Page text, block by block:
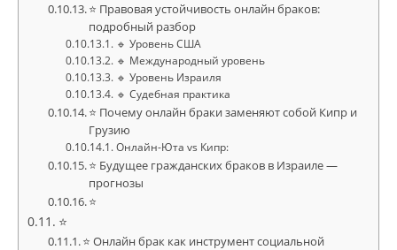
⭐ Правовая устойчивость онлайн браков:
подробный разбор
🔹 Уровень США
🔹 Международный уровень
🔹 Уровень Израиля
🔹 Судебная практика
⭐ Почему онлайн браки заменяют собой Кипр и
Грузию
Онлайн-Юта vs Кипр:
⭐ Будущее гражданских браков в Израиле —
прогнозы
⭐
⭐
⭐ Онлайн брак как инструмент социальной